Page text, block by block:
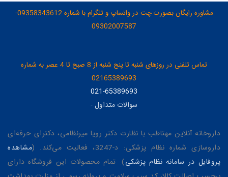
مشاوره رایگان بصورت چت در واتساپ و تلگرام با شماره 09358343612-
09302007587
تماس تلفنی در روزهای شنبه تا پنج شنبه از 8 صبح تا 4 عصر به شماره
02165389693
021-65389693
سوالات متداول-
داروخانه آنلاین مهتاطب با نظارت دکتر رویا میرنظامی، دکترای حرفه‌ای
داروسازی شماره نظام پزشکی: د-3247، فعالیت می‌کند. (
مشاهده
پروفایل در سامانه نظام پزشکی). تمام محصولات این فروشگاه دارای